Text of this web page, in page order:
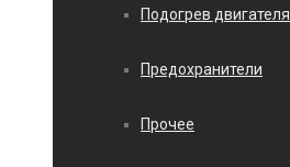
Подогрев двигателя
Предохранители
Прочее